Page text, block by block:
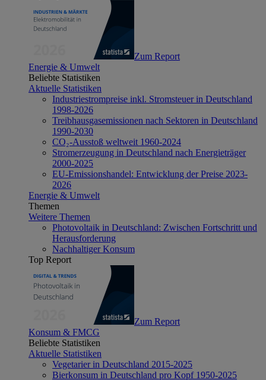
Zum Report
Energie & Umwelt
Beliebte Statistiken
Aktuelle Statistiken
Industriestrompreise inkl. Stromsteuer in Deutschland
1998-2026
Treibhausgasemissionen nach Sektoren in Deutschland
1990-2030
CO₂-Ausstoß weltweit 1960-2024
Stromerzeugung in Deutschland nach Energieträger
2000-2025
EU-Emissionshandel: Entwicklung der Preise 2023-
2026
Energie & Umwelt
Themen
Weitere Themen
Photovoltaik in Deutschland: Zwischen Fortschritt und
Herausforderung
Nachhaltiger Konsum
Top Report
Zum Report
Konsum & FMCG
Beliebte Statistiken
Aktuelle Statistiken
Vegetarier in Deutschland 2015-2025
Bierkonsum in Deutschland pro Kopf 1950-2025